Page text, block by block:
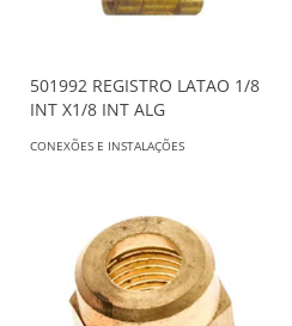
501992 REGISTRO LATAO 1/8
INT X1/8 INT ALG
CONEXÕES E INSTALAÇÕES